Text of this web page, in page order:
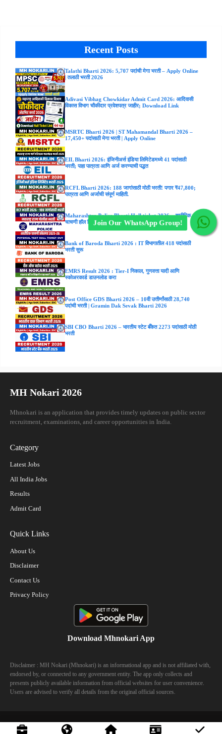
Recent Posts
Talathi Bharti 2026: 5,707 पदांची मेगा भरती – Apply Online
| तलाठी भरती 2026
Adivasi Vibhag Chowkidar Admit Card 2026: आदिवासी
विकास विभाग चौकीदार प्रवेशपत्र जाहीर; Download Link
MSRTC Bharti 2026 | ST Mahamandal Bharti 2026 –
17,450+ पदांसाठी मेगा भरती | Apply Online
EIL Bharti 2026: इंजिनीअर्स इंडिया लिमिटेडमध्ये 41 पदांसाठी
भरती; पाहा पात्रता आणि अर्ज करण्याची पद्धत
RCFL Bharti 2026: 188 जागांसाठी मोठी भरती! पगार ₹47,800;
पात्रता आणि अर्जाची संपूर्ण माहिती.
Maharashtra Police Bharti Hall ticket 2026 – शारीरिक
चाचणी हॉल तिकीट जाहिर! येथे डाउनलोड करा
Bank of Baroda Bharti 2026 : IT विभागातील 418 पदांसाठी
भरती सुरू
EMRS Result 2026 : Tier-I निकाल, गुणवत्ता यादी आणि
स्कोअरकार्ड डाउनलोड करा
Post Office GDS Bharti 2026 – 10वी उत्तीर्णांसाठी 28,740
पदांची भरती | Gramin Dak Sevak Bharti 2026
SBI CBO Bharti 2026 – भारतीय स्टेट बँकेत 2273 पदांसाठी मोठी
भरती
MH Nokari 2026
Mhnokari is an application that provides timely updates on public sector
recruitment, examinations, and career opportunities in India.
Category
Latest Jobs
All India Jobs
Results
Admit Card
Quick Links
About Us
Disclaimer
Contact Us
Privacy Policy
Download Mhnokari App
Disclaimer : MH Nokari (Mhnokari) is an informational app and is not affiliated with,
endorsed by, or connected to any government entity. The app only collects and
presents publicly available information from official websites for user convenience.
Users are advised to verify all details from the original official sources.
© 2023 Mhhokari - All Right Reserved
Join Our WhatsApp Group!